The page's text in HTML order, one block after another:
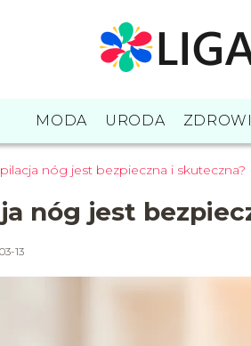
MODA URODA
nóg jest bezpieczna i skuteczna?
nóg jest
13